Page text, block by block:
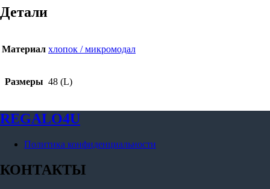
Lovell
Детали
Материал хлопок / микромодал
Размеры 48 (L)
REGALO4U
Политика конфиденциальности
КОНТАКТЫ